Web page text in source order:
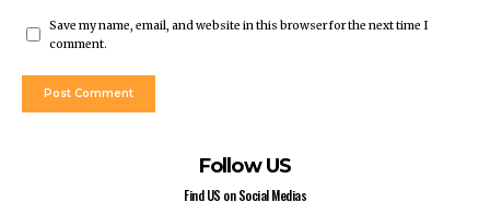
Save my name, email, and website in this browser for the next time I
comment.
Follow US
Find US on Social Medias